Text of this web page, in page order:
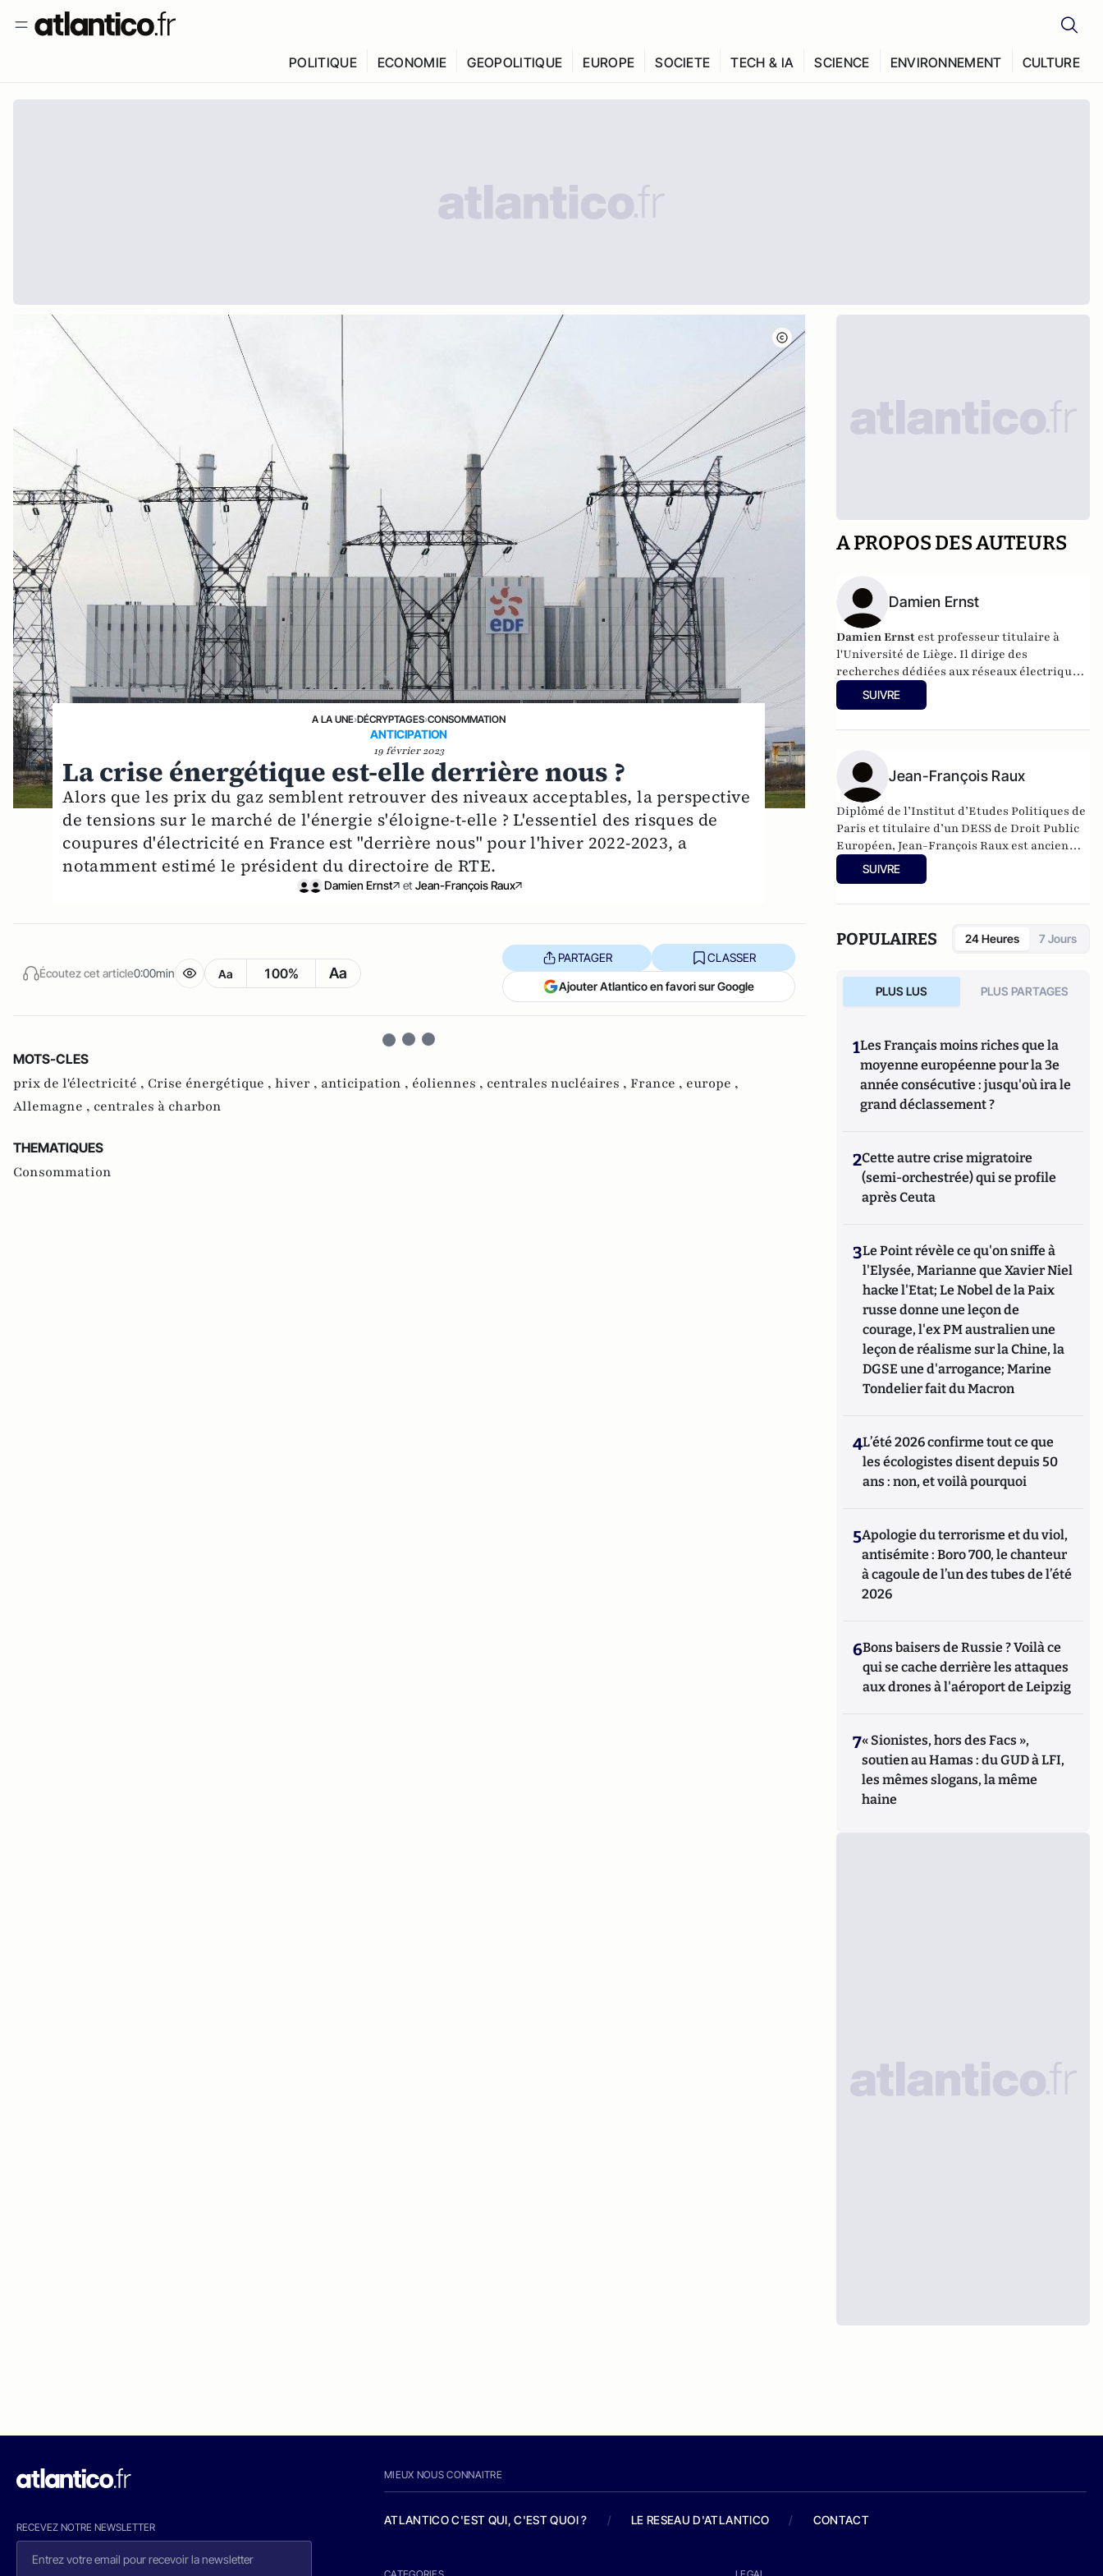
POLITIQUE ECONOMIE GEOPOLITIQUE EUROPE SOCIETE TECH & IA SCIENCE ENVIRONNEMENT CULTURE
A LA UNE›DÉCRYPTAGES›CONSOMMATION
ANTICIPATION
19 février 2023
La crise énergétique est-elle derrière nous ?
Alors que les prix du gaz semblent retrouver des niveaux acceptables, la perspective
de tensions sur le marché de l'énergie s'éloigne-t-elle ? L'essentiel des risques de
coupures d'électricité en France est "derrière nous" pour l'hiver 2022-2023, a
notamment estimé le président du directoire de RTE.
Damien Ernst et Jean-François Raux
Écoutez cet article0:00min Aa 100% Aa
PARTAGER CLASSER
Ajouter Atlantico en favori sur Google
MOTS-CLES
prix de l'électricité , Crise énergétique , hiver , anticipation , éoliennes , centrales nucléaires , France , europe ,
Allemagne , centrales à charbon
THEMATIQUES
Consommation
A PROPOS DES AUTEURS
Damien Ernst
Damien Ernst est professeur titulaire à
l'Université de Liège. Il dirige des
recherches dédiées aux réseaux électriques
intelligents. Il intervient régulièrement
dans les médias sur les sujets liés à
SUIVRE
Jean-François Raux
Diplômé de l’Institut d’Etudes Politiques de
Paris et titulaire d’un DESS de Droit Public
Européen, Jean-François Raux est ancien
délégué général de l'Union Française de
l'Electricité après une carrière à EDF et
SUIVRE
POPULAIRES 24 Heures 7 Jours
PLUS LUS PLUS PARTAGES
1Les Français moins riches que la
moyenne européenne pour la 3e
année consécutive : jusqu'où ira le
grand déclassement ?
2Cette autre crise migratoire
(semi-orchestrée) qui se profile
après Ceuta
3Le Point révèle ce qu'on sniffe à
l'Elysée, Marianne que Xavier Niel
hacke l'Etat; Le Nobel de la Paix
russe donne une leçon de
courage, l'ex PM australien une
leçon de réalisme sur la Chine, la
DGSE une d'arrogance; Marine
Tondelier fait du Macron
4L’été 2026 confirme tout ce que
les écologistes disent depuis 50
ans : non, et voilà pourquoi
5Apologie du terrorisme et du viol,
antisémite : Boro 700, le chanteur
à cagoule de l’un des tubes de l’été
2026
6Bons baisers de Russie ? Voilà ce
qui se cache derrière les attaques
aux drones à l'aéroport de Leipzig
7« Sionistes, hors des Facs »,
soutien au Hamas : du GUD à LFI,
les mêmes slogans, la même
haine
RECEVEZ NOTRE NEWSLETTER
MIEUX NOUS CONNAITRE
ATLANTICO C'EST QUI, C'EST QUOI ? / LE RESEAU D'ATLANTICO / CONTACT